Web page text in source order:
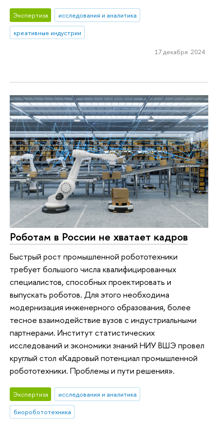
Экспертиза
исследования и аналитика
креативные индустрии
17 декабря 2024
Роботам в России не хватает кадров
Быстрый рост промышленной робототехники
требует большого числа квалифицированных
специалистов, способных проектировать и
выпускать роботов. Для этого необходима
модернизация инженерного образования, более
тесное взаимодействие вузов с индустриальными
партнерами. Институт статистических
исследований и экономики знаний НИУ ВШЭ провел
круглый стол «Кадровый потенциал промышленной
робототехники. Проблемы и пути решения».
Экспертиза
исследования и аналитика
биоробототехника